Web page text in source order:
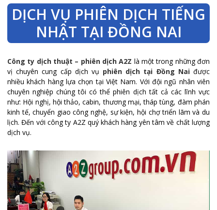
DỊCH VỤ PHIÊN DỊCH TIẾNG
NHẬT TẠI ĐỒNG NAI
Công ty dịch thuật – phiên dịch A2Z là một trong những đơn
vị chuyên cung cấp dịch vụ phiên dịch tại Đồng Naiđược
nhiều khách hàng lựa chọn tại Việt Nam. Với đội ngũ nhân viên
chuyên nghiệp chúng tôi có thể phiên dịch tất cả các lĩnh vực
như: Hội nghị, hội thảo, cabin, thương mại, tháp tùng, đàm phán
kinh tế, chuyển giao công nghệ, sự kiện, hội chợ triển lãm và du
lịch. Đến với công ty A2Z quý khách hàng yên tâm về chất lượng
dịch vụ.